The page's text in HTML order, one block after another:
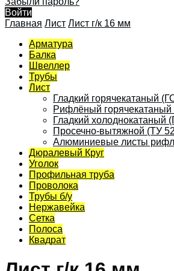
Войти
Главная Лист Лист г/к 16 мм
Арматура
Балка
Швеллер
Трубы
Лист
Гладкий горячекатаный
Рифлёный
Гладкий холоднокатаный
Просечно-вытяжной (ТУ
Алюминиевые листы
Дюралевый Круг
Уголок
Профильная труба
Проволока
Трубы б/у
Нержавейка
Сетка
Полоса
Квадрат